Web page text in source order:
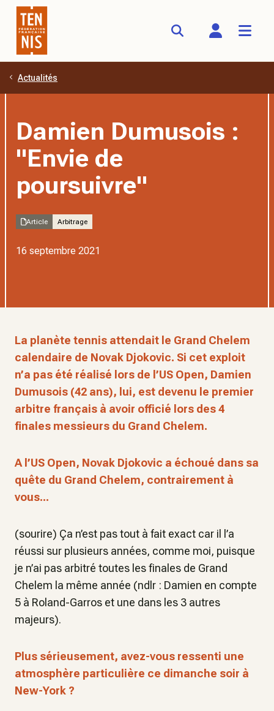
Aller au contenu principal
Actualités
Damien Dumusois :
"Envie de
poursuivre"
Article Arbitrage
16 septembre 2021
La planète tennis attendait le Grand Chelem
calendaire de Novak Djokovic. Si cet exploit
n’a pas été réalisé lors de l’US Open, Damien
Dumusois (42 ans), lui, est devenu le premier
arbitre français à avoir officié lors des 4
finales messieurs du Grand Chelem.
A l’US Open, Novak Djokovic a échoué dans sa
quête du Grand Chelem, contrairement à
vous...
(sourire) Ça n’est pas tout à fait exact car il l’a
réussi sur plusieurs années, comme moi, puisque
je n’ai pas arbitré toutes les finales de Grand
Chelem la même année (ndlr : Damien en compte
5 à Roland-Garros et une dans les 3 autres
majeurs).
Plus sérieusement, avez-vous ressenti une
atmosphère particulière ce dimanche soir à
New-York ?